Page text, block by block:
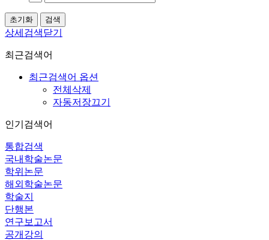
상세검색닫기
최근검색어
최근검색어 옵션
전체삭제
자동저장끄기
인기검색어
통합검색
국내학술논문
학위논문
해외학술논문
학술지
단행본
연구보고서
공개강의